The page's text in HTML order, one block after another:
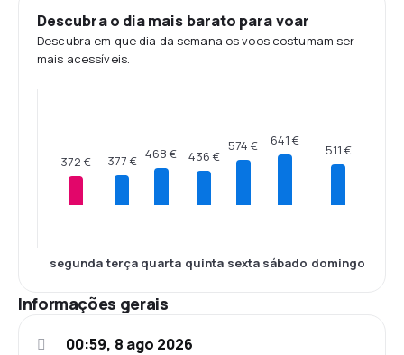
Descubra o dia mais barato para voar
Descubra em que dia da semana os voos costumam ser
mais acessíveis.
372 €
segunda
377 €
terça
468 €
quarta
436 €
quinta
574 €
sexta
641 €
sábado
511 €
domingo
Informações gerais
00:59, 8 ago 2026